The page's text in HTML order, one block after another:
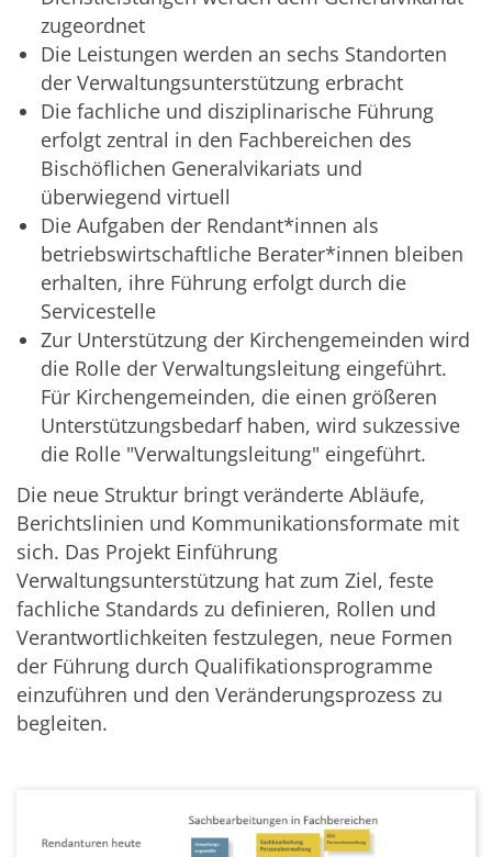
zugeordnet
Die Leistungen werden an sechs Standorten
der Verwaltungsunterstützung erbracht
Die fachliche und disziplinarische Führung
erfolgt zentral in den Fachbereichen des
Bischöflichen Generalvikariats und
überwiegend virtuell
Die Aufgaben der Rendant*innen als
betriebswirtschaftliche Berater*innen bleiben
erhalten, ihre Führung erfolgt durch die
Servicestelle
Zur Unterstützung der Kirchengemeinden wird
die Rolle der Verwaltungsleitung eingeführt.
Für Kirchengemeinden, die einen größeren
Unterstützungsbedarf haben, wird sukzessive
die Rolle "Verwaltungsleitung" eingeführt.
Die neue Struktur bringt veränderte Abläufe,
Berichtslinien und Kommunikationsformate mit
sich. Das Projekt Einführung
Verwaltungsunterstützung hat zum Ziel, feste
fachliche Standards zu definieren, Rollen und
Verantwortlichkeiten festzulegen, neue Formen
der Führung durch Qualifikationsprogramme
einzuführen und den Veränderungsprozess zu
begleiten.